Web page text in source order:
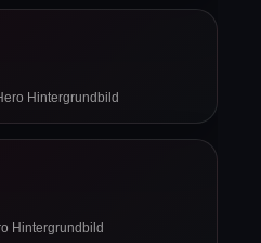
Hintergrundbild
Hintergrundbild